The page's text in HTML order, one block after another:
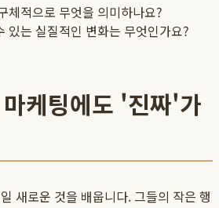
체적으로 무엇을 의미하나요?
있는 실질적인 변화는 무엇인가요?
케팅에도 '진짜'가
새로운 것을 배웁니다. 그들의 작은 행